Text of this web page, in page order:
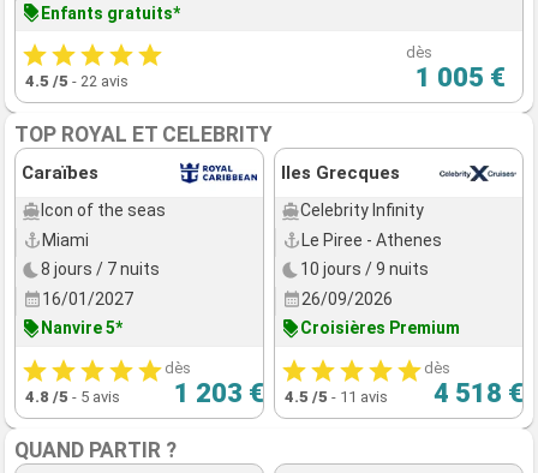
Enfants gratuits*
4.5 /5 - 22 avis
dès
1 005 €
TOP ROYAL ET CELEBRITY
Caraïbes
Icon of the seas
Miami
8 jours / 7 nuits
16/01/2027
Nanvire 5*
4.8 /5 - 5 avis
dès
1 203 €
Iles Grecques
Celebrity Infinity
Le Piree - Athenes
10 jours / 9 nuits
26/09/2026
Croisières Premium
4.5 /5 - 11 avis
dès
4 518 €
QUAND PARTIR ?